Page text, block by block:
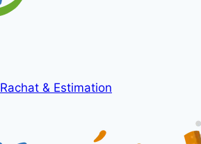
Rachat & Estimation